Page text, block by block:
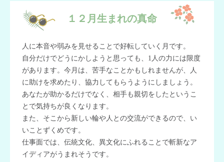
１２月生まれの真命
人に本音や弱みを見せることで好転していく月です。
自分だけでどうにかしようと思っても、1人の力には限度
があります。今月は、苦手なことかもしれませんが、人
に助けを求めたり、協力してもらうようにしましょう。
あなたが助かるだけでなく、相手も親切をしたというこ
とで気持ちが良くなります。
また、そこから新しい輪や人との交流ができるので、い
いことずくめです。
仕事面では、伝統文化、異文化にふれることで斬新なア
イディアがうまれそうです。